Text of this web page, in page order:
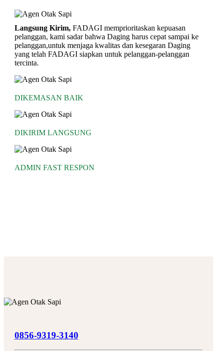
Langsung Kirim,FADAGI memprioritaskan kepuasan
pelanggan, kami sadar bahwa Daging harus cepat sampai ke
pelanggan,untuk menjaga kwalitas dan kesegaran Daging
yang telah FADAGI siapkan untuk pelanggan-pelanggan
tercinta.
DIKEMASAN BAIK
DIKIRIM LANGSUNG
ADMIN FAST RESPON
0856-9319-3140